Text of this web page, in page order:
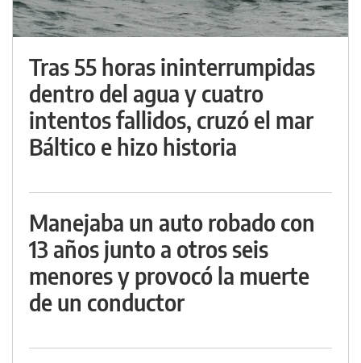
Tras 55 horas ininterrumpidas
dentro del agua y cuatro
intentos fallidos, cruzó el mar
Báltico e hizo historia
Manejaba un auto robado con
13 años junto a otros seis
menores y provocó la muerte
de un conductor